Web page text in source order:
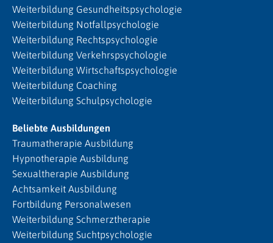
Weiterbildung Gesundheitspsychologie
Weiterbildung Notfallpsychologie
Weiterbildung Rechtspsychologie
Weiterbildung Verkehrspsychologie
Weiterbildung Wirtschaftspsychologie
Weiterbildung Coaching
Weiterbildung Schulpsychologie
Beliebte Ausbildungen
Traumatherapie Ausbildung
Hypnotherapie Ausbildung
Sexualtherapie Ausbildung
Achtsamkeit Ausbildung
Fortbildung Personalwesen
Weiterbildung Schmerztherapie
Weiterbildung Suchtpsychologie